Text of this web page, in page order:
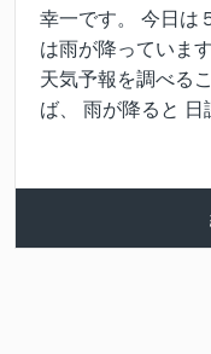
幸一です。 今日は
は雨が降っていま
天気予報を調べる
ば、 雨が降ると